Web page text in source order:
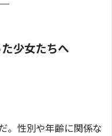
少女たちへ
。性別や年齢に関係な